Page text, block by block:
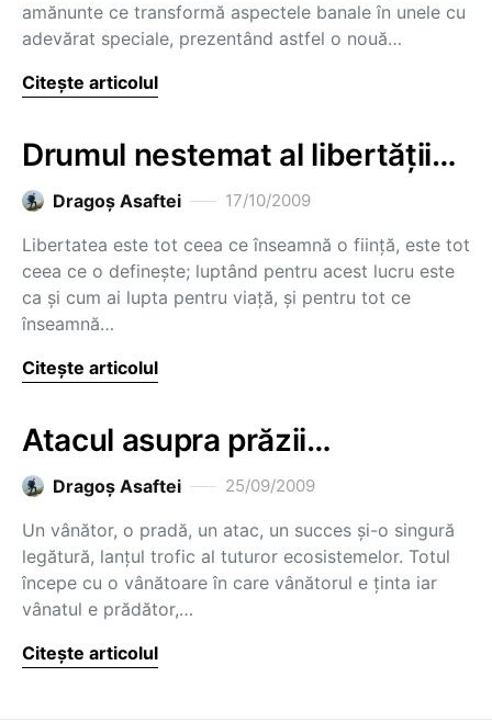
amănunte ce transformă aspectele banale în unele cu
adevărat speciale, prezentând astfel o nouă…
Citește articolul
Drumul nestemat al libertăţii…
Dragoş Asaftei 17/10/2009
Libertatea este tot ceea ce înseamnă o fiinţă, este tot
ceea ce o defineşte; luptând pentru acest lucru este
ca şi cum ai lupta pentru viaţă, şi pentru tot ce
înseamnă…
Citește articolul
Atacul asupra prăzii…
Dragoş Asaftei 25/09/2009
Un vânător, o pradă, un atac, un succes şi-o singură
legătură, lanţul trofic al tuturor ecosistemelor. Totul
începe cu o vânătoare în care vânătorul e ţinta iar
vânatul e prădător,…
Citește articolul